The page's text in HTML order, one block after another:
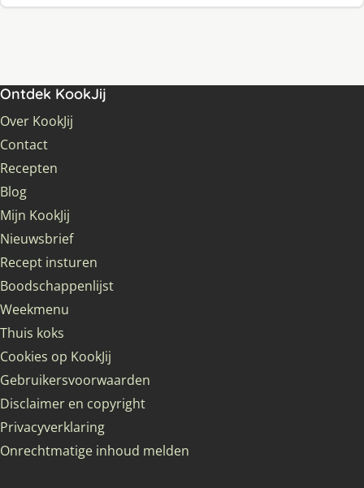
Ontdek KookJij
Over KookJij
Contact
Recepten
Blog
Mijn KookJij
Nieuwsbrief
Recept insturen
Boodschappenlijst
Weekmenu
Thuis koks
Cookies op KookJij
Gebruikersvoorwaarden
Disclaimer en copyright
Privacyverklaring
Onrechtmatige inhoud melden